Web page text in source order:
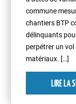
commune
chantiers BTP
délinquants
perpétrer un vol
matériaux. […]
LIRE LA